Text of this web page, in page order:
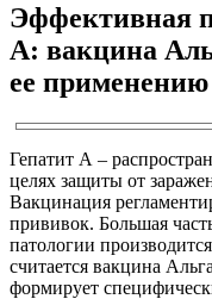
Эффективная
A: вакцина
ее применению
Гепатит А –
целях защиты от
Вакцинация
прививок. Большая
патологии
считается вакцина
формирует